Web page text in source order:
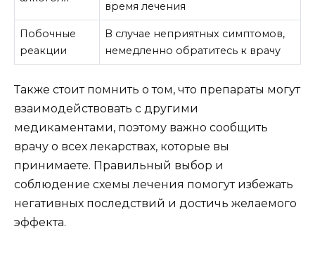
время лечения
Побочные
реакции
В случае неприятных симптомов,
немедленно обратитесь к врачу
Также стоит помнить о том, что препараты могут
взаимодействовать с другими
медикаментами, поэтому важно сообщить
врачу о всех лекарствах, которые вы
принимаете. Правильный выбор и
соблюдение схемы лечения помогут избежать
негативных последствий и достичь желаемого
эффекта.